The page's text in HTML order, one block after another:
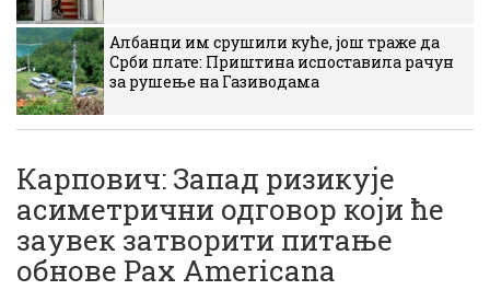
Албанци им срушили куће, још траже да
Срби плате: Приштина испоставила рачун
за рушење на Газиводама
Карпович: Запад ризикује
асиметрични одговор који ће
заувек затворити питање
обнове Pax Americana